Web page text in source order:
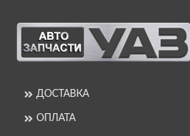
ДОСТАВКА
ОПЛАТА